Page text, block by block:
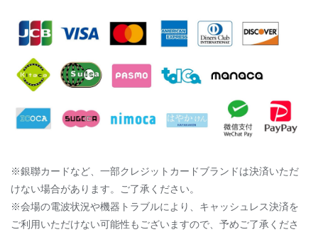
※銀聯カードなど、一部クレジットカードブランドは決済いただ
けない場合があります。ご了承ください。
※会場の電波状況や機器トラブルにより、キャッシュレス決済を
ご利用いただけない可能性もございますので、予めご了承くださ